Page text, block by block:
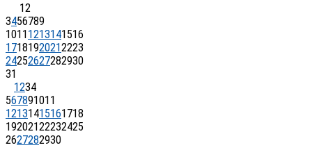
12
3456789
10111213141516
17181920212223
24252627282930
31
1234
567891011
12131415161718
19202122232425
2627282930